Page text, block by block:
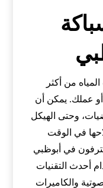
من أكثر
عملك. يمكن أن
وحتى الهيكل
في الوقت
في أبوظبي
أحدث التقنيات
والكاميرات